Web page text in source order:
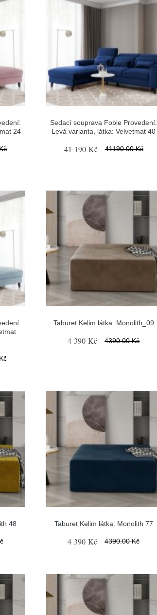
24
Sedací souprava Foble Provedení:
Levá varianta, látka: Velvetmat 40
41 190 Kč 41190.00 Kč
Taburet Kelim látka: Monolith_09
4 390 Kč 4390.00 Kč
48 Taburet Kelim látka: Monolith 77
4 390 Kč 4390.00 Kč